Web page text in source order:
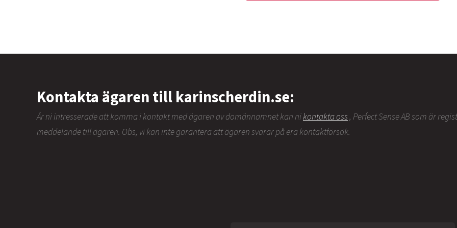
Kontakta ägaren till karinscherdin.se:
Är ni intresserade att komma i kontakt med ägaren av domännamnet kan nikontakta oss, Perfect Sense AB som är
meddelande till ägaren. Obs, vi kan inte garantera att ägaren svarar på era kontaktförsök.